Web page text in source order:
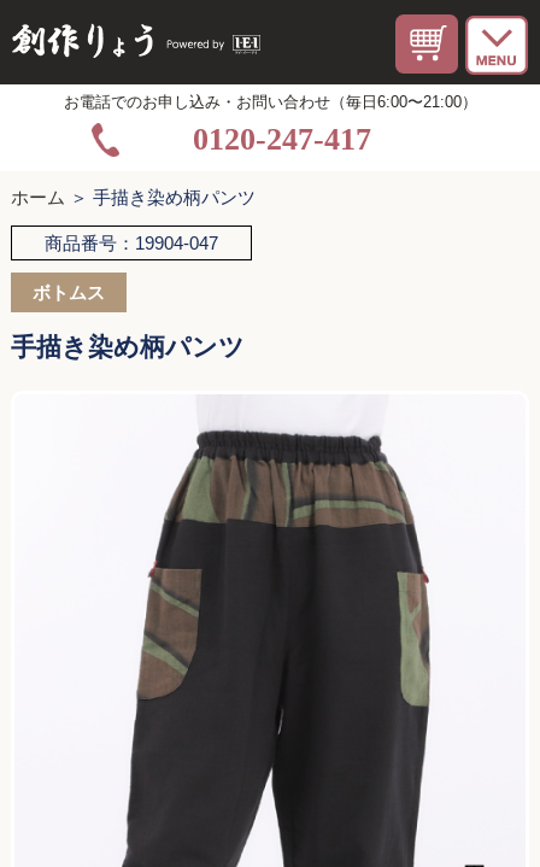
お電話でのお申し込み・お問い合わせ（毎日6:00〜21:00）
0120-247-417
ホーム ＞ 手描き染め柄パンツ
商品番号：19904-047
ボトムス
手描き染め柄パンツ